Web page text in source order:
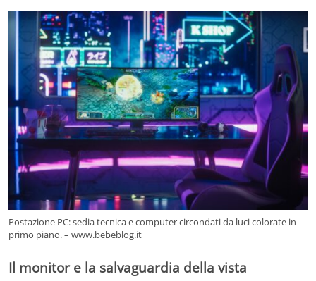
Postazione PC: sedia tecnica e computer circondati da luci colorate in
primo piano. – www.bebeblog.it
Il monitor e la salvaguardia della vista